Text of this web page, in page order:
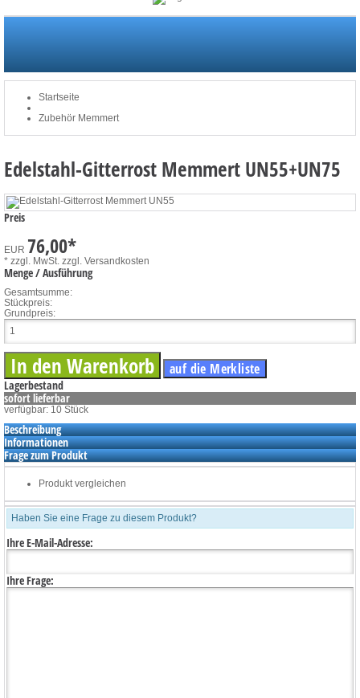
Startseite
Zubehör Memmert
Edelstahl-Gitterrost Memmert UN55+UN75
Preis
EUR 76,00*
* zzgl. MwSt. zzgl. Versandkosten
Menge / Ausführung
Gesamtsumme:
Stückpreis:
Grundpreis:
Lagerbestand
sofort lieferbar
verfügbar: 10 Stück
Beschreibung
Informationen
Frage zum Produkt
Produkt vergleichen
Haben Sie eine Frage zu diesem Produkt?
Ihre E-Mail-Adresse:
Ihre Frage: